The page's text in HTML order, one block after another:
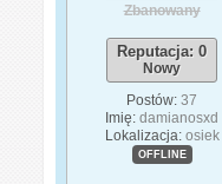
Zbanowany
Reputacja: 0
Nowy
Postów: 37
Imię: damianosxd
Lokalizacja: osiek
OFFLINE